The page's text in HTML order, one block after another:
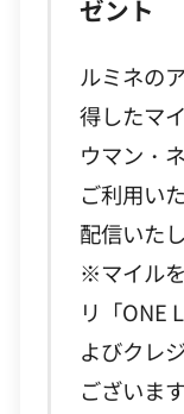
ゼント
ルミネの
得したマ
ウマン・
ご利用い
配信いた
※マイル
リ「ONE
よびクレ
ございます